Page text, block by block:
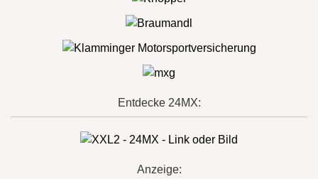
Entdecke 24MX:
Anzeige: